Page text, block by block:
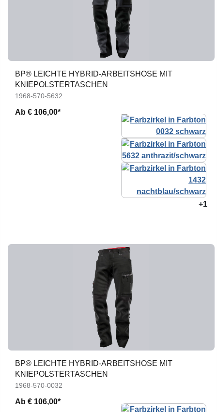
BP® LEICHTE HYBRID-ARBEITSHOSE MIT
KNIEPOLSTERTASCHEN
1968-570-5632
Ab € 106,00*
+1
BP® LEICHTE HYBRID-ARBEITSHOSE MIT
KNIEPOLSTERTASCHEN
1968-570-0032
Ab € 106,00*